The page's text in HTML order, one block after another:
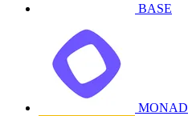
BASE
MONAD